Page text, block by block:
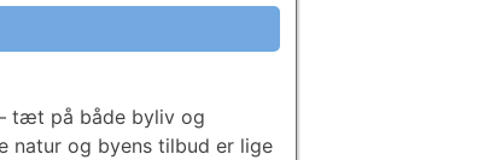
tæt på både byliv og
natur og byens tilbud er lige